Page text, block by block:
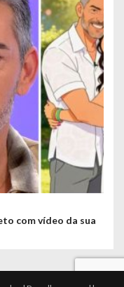
com vídeo da sua